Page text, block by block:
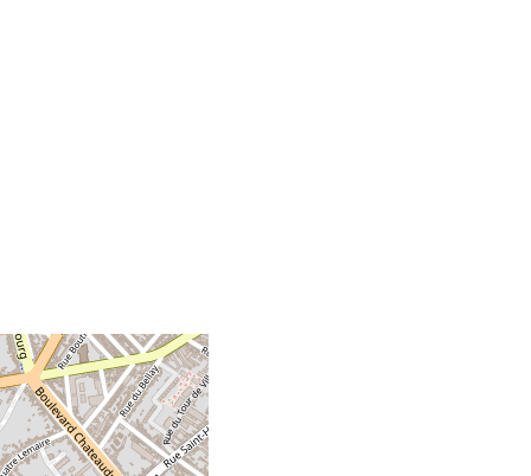
+-
©OpenStreetMap